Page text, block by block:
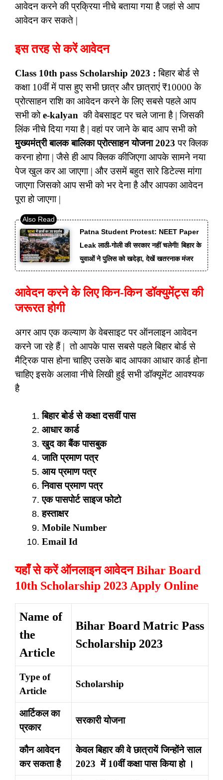
आवेदन करने की प्रक्रिया नीचे बताया गया है जहां से आप
आवेदन कर सकते |
इस तरह से करें आवेदन
Class 10th pass Scholarship 2023 :बिहार बोर्ड से
कक्षा 10वीं में पास हुए सभी छात्र और छात्राएं ₹10000 के
प्रोत्साहन राशि का आवेदन करने के लिए सबसे पहले आप
सभी कोe-kalyan की वेबसाइट पर चले जाना है | जिसकी
लिंक नीचे दिया गया है | वहां पर जाने के बाद आप सभी को
मुख्यमंत्री बालक बालिका प्रोत्साहन योजना 2023 पर क्लिक
करना होगा | जैसे ही आप क्लिक कीजिएगा आपके सामने नया
पेज खुल कर आ जाएगा | और उसमें बहुत सारे डिटेल्स मांगा
जाएगा जिसको आप सभी को भर देना है और आपका आवेदन
पूरा हो जाएगा |
Patna Student Protest: NEET Paper
Leak लाठी-गोली की सरकार नहीं चलेगी! बिहार के
युवाओं ने पुलिस को खदेड़ा, देखें खतरनाक मंजर
आवेदन करने के लिए किन-किन डॉक्युमेंट्स की
जरूरत होगी
अगर आप एक कल्याण के वेबसाइट पर ऑनलाइन आवेदन
करने जा रहे हैं | तो आपके पास सबसे पहले बिहार बोर्ड से
मैट्रिक पास होना चाहिए उसके बाद आपका आधार कार्ड होना
चाहिए इसके अलावा नीचे लिखी हुई सभी डॉक्यूमेंट आवश्यक
है
बिहार बोर्ड से कक्षा दसवीं पास
आधार कार्ड
खुद का बैंक पासबुक
जाति प्रमाण पत्र
आय प्रमाण पत्र
निवास प्रमाण पत्र
एक पासपोर्ट साइज फोटो
हस्ताक्षर
Mobile Number
Email Id
यहाँ से करें ऑनलाइन आवेदन Bihar Board
10th Scholarship 2023 Apply Online
Name of
the
Article
Bihar Board Matric Pass
Scholarship 2023
Type of
Article
Scholarship
आर्टिकल का
प्रकार
सरकारी योजना
कौन आवेदन
कर सकता है
केवल बिहार की वे छात्रायें जिन्होंने साल
2023 में 10वीं कक्षा पास किया हो ।